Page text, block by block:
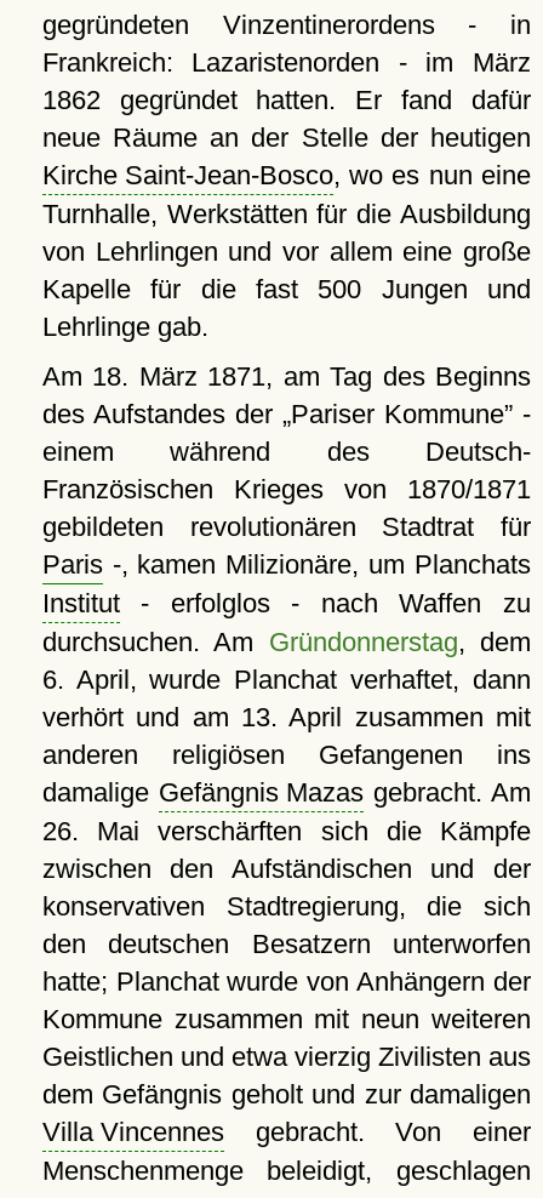
gegründeten Vinzentinerordens - in
Frankreich: Lazaristenorden - im März
1862 gegründet hatten. Er fand dafür
neue Räume an der Stelle der heutigen
Kirche Saint-Jean-Bosco, wo es nun eine
Turnhalle, Werkstätten für die Ausbildung
von Lehrlingen und vor allem eine große
Kapelle für die fast 500 Jungen und
Lehrlinge gab.
Am 18. März 1871, am Tag des Beginns
des Aufstandes der Pariser Kommune -
einem während des Deutsch-
Französischen Krieges von 1870/1871
gebildeten revolutionären Stadtrat für
Paris-, kamen Milizionäre, um Planchats
Institut- erfolglos - nach Waffen zu
durchsuchen. Am Gründonnerstag, dem
6. April, wurde Planchat verhaftet, dann
verhört und am 13. April zusammen mit
anderen religiösen Gefangenen ins
damalige Gefängnis Mazasgebracht. Am
26. Mai verschärften sich die Kämpfe
zwischen den Aufständischen und der
konservativen Stadtregierung, die sich
den deutschen Besatzern unterworfen
hatte; Planchat wurde von Anhängern der
Kommune zusammen mit neun weiteren
Geistlichen und etwa vierzig Zivilisten aus
dem Gefängnis geholt und zur damaligen
Villa Vincennesgebracht. Von einer
Menschenmenge beleidigt, geschlagen